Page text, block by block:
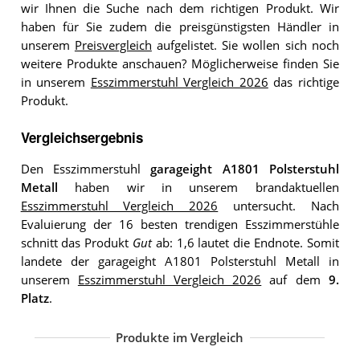
wir Ihnen die Suche nach dem richtigen Produkt. Wir
haben für Sie zudem die preisgünstigsten Händler in
unserem Preisvergleich aufgelistet. Sie wollen sich noch
weitere Produkte anschauen? Möglicherweise finden Sie
in unserem Esszimmerstuhl Vergleich 2026 das richtige
Produkt.
Vergleichsergebnis
Den Esszimmerstuhlgarageight A1801 Polsterstuhl
Metall
haben wir in unserem brandaktuellen
Esszimmerstuhl Vergleich 2026 untersucht. Nach
Evaluierung der 16 besten trendigen Esszimmerstühle
schnitt das Produkt Gutab: 1,6 lautet die Endnote. Somit
landete der garageight A1801 Polsterstuhl Metall in
unserem Esszimmerstuhl Vergleich 2026 auf dem 9.
Platz.
Produkte im Vergleich